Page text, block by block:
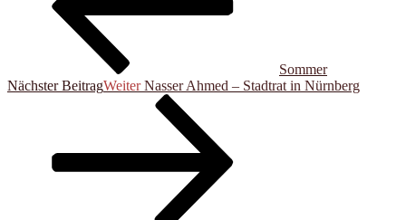
Sommer
Nächster BeitragWeiter Nasser Ahmed – Stadtrat in Nürnberg